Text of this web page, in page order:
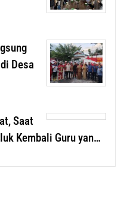
Desa
Saat
Kembali Guru yan…